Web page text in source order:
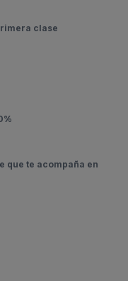
clase
que te acompaña en